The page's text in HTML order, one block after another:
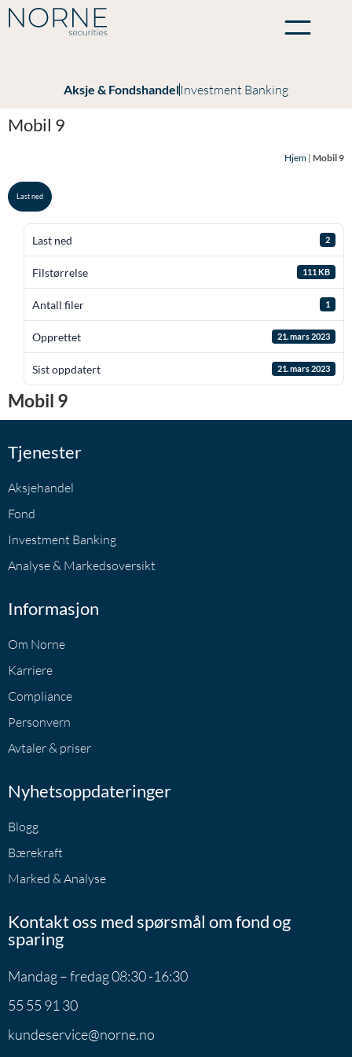
Aksje & FondshandelInvestment Banking
Mobil 9
Hjem | Mobil 9
Last ned
Last ned 2
Filstørrelse 111 KB
Antall filer 1
Opprettet 21. mars 2023
Sist oppdatert 21. mars 2023
Mobil 9
Tjenester
Aksjehandel
Fond
Investment Banking
Analyse & Markedsoversikt
Informasjon
Om Norne
Karriere
Compliance
Personvern
Avtaler & priser
Nyhetsoppdateringer
Blogg
Bærekraft
Marked & Analyse
Kontakt oss med spørsmål om fond og
sparing
Mandag – fredag 08:30 -16:30
55 55 91 30
kundeservice@norne.no